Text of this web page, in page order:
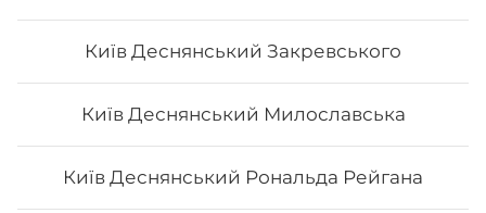
Київ Деснянський Закревського
Київ Деснянський Милославська
Київ Деснянський Рональда Рейгана
Філадельфія з тигровою креветкою